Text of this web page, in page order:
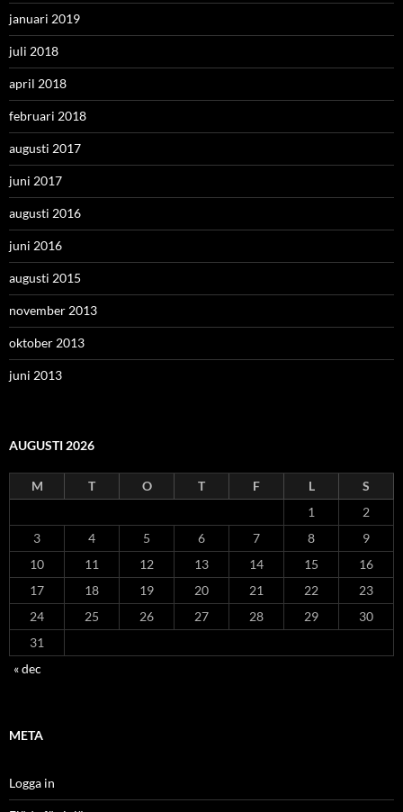
januari 2019
juli 2018
april 2018
februari 2018
augusti 2017
juni 2017
augusti 2016
juni 2016
augusti 2015
november 2013
oktober 2013
juni 2013
AUGUSTI 2026
M T O T F L
S
1
2
3
4 5 6 7 8
9
10
11 12 13 14 15
16
17
18 19 20 21 22
23
24
25 26 27 28 29
30
31
« dec
META
Logga in